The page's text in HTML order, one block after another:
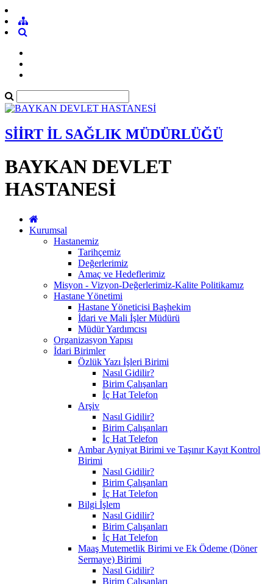
SİİRT İL SAĞLIK MÜDÜRLÜĞÜ
BAYKAN DEVLET
HASTANESİ
Kurumsal
Hastanemiz
Tarihçemiz
Değerlerimiz
Amaç ve Hedeflerimiz
Misyon - Vizyon-Değerlerimiz-Kalite Politikamız
Hastane Yönetimi
Hastane Yöneticisi Başhekim
İdari ve Mali İşler Müdürü
Müdür Yardımcısı
Organizasyon Yapısı
İdari Birimler
Özlük Yazı İşleri Birimi
Nasıl Gidilir?
Birim Çalışanları
İç Hat Telefon
Arşiv
Nasıl Gidilir?
Birim Çalışanları
İç Hat Telefon
Ambar Ayniyat Birimi ve Taşınır Kayıt Kontrol
Birimi
Nasıl Gidilir?
Birim Çalışanları
İç Hat Telefon
Bilgi İşlem
Nasıl Gidilir?
Birim Çalışanları
İç Hat Telefon
Maaş Mutemetlik Birimi ve Ek Ödeme (Döner
Sermaye) Birimi
Nasıl Gidilir?
Birim Çalışanları